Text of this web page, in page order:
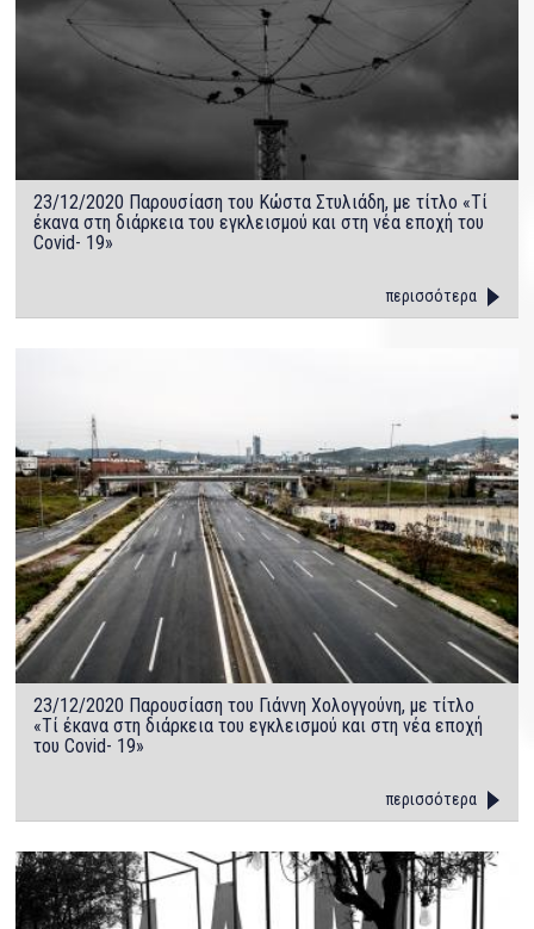
23/12/2020 Παρουσίαση του Κώστα Στυλιάδη, με τίτλο «Τί
έκανα στη διάρκεια του εγκλεισμού και στη νέα εποχή του
Covid- 19»
περισσότερα
23/12/2020 Παρουσίαση του Γιάννη Χολογγούνη, με τίτλο
«Τί έκανα στη διάρκεια του εγκλεισμού και στη νέα εποχή
του Covid- 19»
περισσότερα